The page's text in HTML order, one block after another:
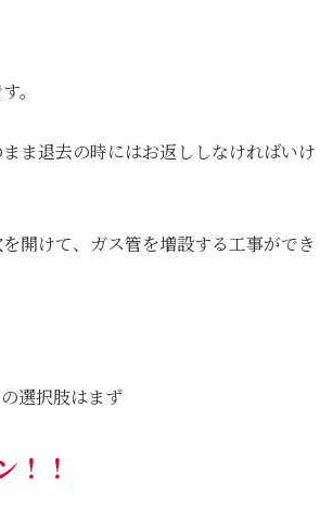
。
ま退去の時にはお返ししなければいけ
開けて、ガス管を増設する工事ができ
選択肢はまず
！！